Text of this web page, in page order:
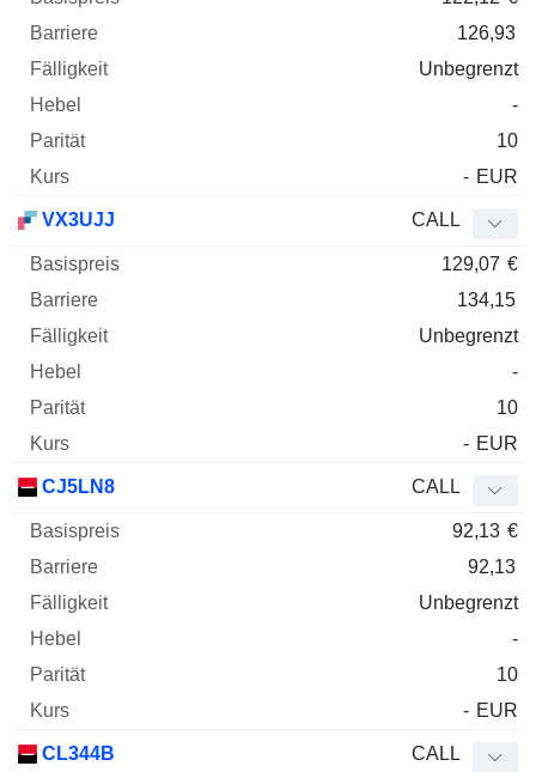
126,93
Unbegrenzt
-
10
- EUR
VX3UJJ CALL
129,07 €
134,15
Unbegrenzt
-
10
- EUR
CJ5LN8 CALL
92,13 €
92,13
Unbegrenzt
-
10
- EUR
CL344B CALL